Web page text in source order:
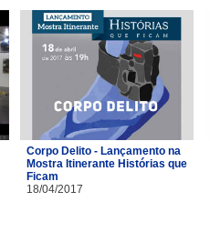
Corpo Delito - Lançamento na
Mostra Itinerante Histórias que
Ficam
18/04/2017